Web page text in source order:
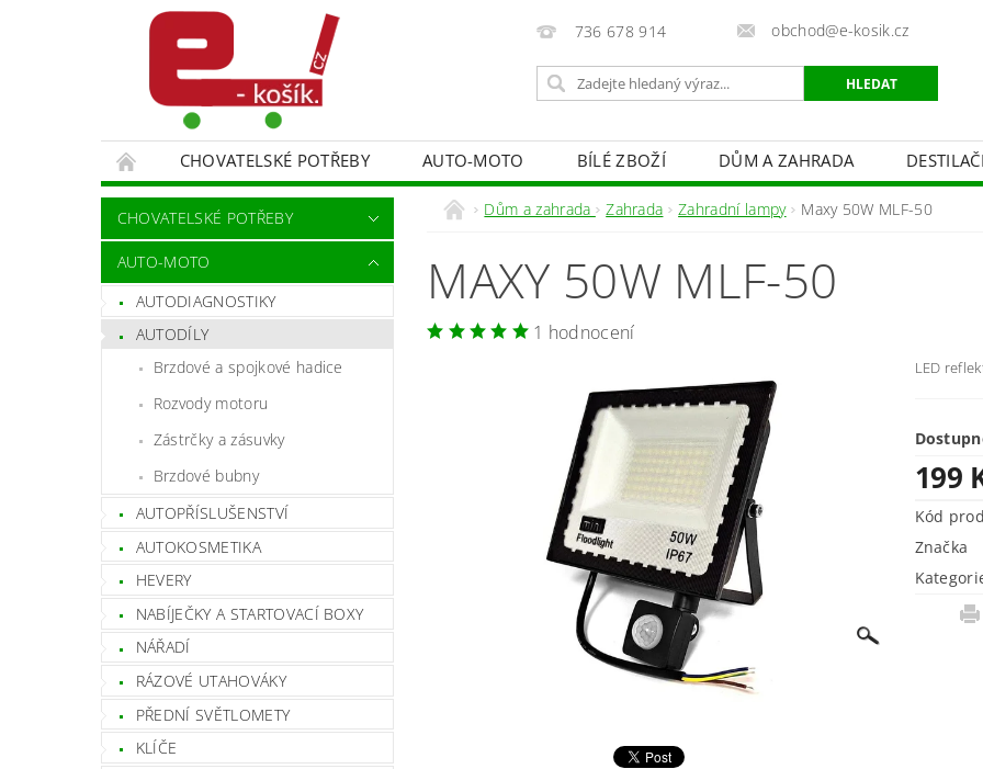
736 678 914 obchod@e-kosik.cz
CHOVATELSKÉ POTŘEBY AUTO-MOTO BÍLÉ ZBOŽÍ DŮM A ZAHRADA
MALÍŘSKÉ NÁŘADÍ DOPLŇKY
MONITOROVACÍ TECHNIKA A ALARMY OSVĚTLENÍ
STUDIOVÁ
SPORT A TURISTIKA
DĚTSKÉ ZBOŽÍ
CHOVATELSKÉ POTŘEBY
AUTO-MOTO
AUTODIAGNOSTIKY
AUTODÍLY
Brzdové a spojkové hadice
Rozvody motoru
Zástrčky a zásuvky
Brzdové bubny
AUTOPŘÍSLUŠENSTVÍ
AUTOKOSMETIKA
HEVERY
NABÍJEČKY A STARTOVACÍ BOXY
NÁŘADÍ
RÁZOVÉ UTAHOVÁKY
PŘEDNÍ SVĚTLOMETY
KLÍČE
Dům a zahrada Zahrada Zahradní lampy Maxy 50W MLF-50
MAXY 50W MLF-50
1 hodnocení
LED
199
Kód
Značka